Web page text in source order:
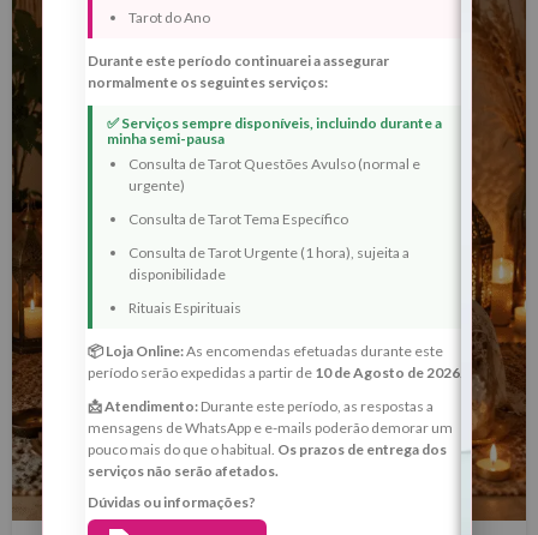
BLOG
Tarot do Ano
Durante este período continuarei a assegurar
normalmente os seguintes serviços:
✅ Serviços sempre disponíveis, incluindo durante a
minha semi-pausa
Consulta de Tarot Questões Avulso (normal e
urgente)
Consulta de Tarot Tema Específico
Consulta de Tarot Urgente (1 hora), sujeita a
disponibilidade
Rituais Espirituais
📦 Loja Online:As encomendas efetuadas durante este
período serão expedidas a partir de 10 de Agosto de 2026.
📩 Atendimento:Durante este período, as respostas a
mensagens de WhatsApp e e-mails poderão demorar um
pouco mais do que o habitual. Os prazos de entrega dos
serviços não serão afetados.
Dúvidas ou informações?